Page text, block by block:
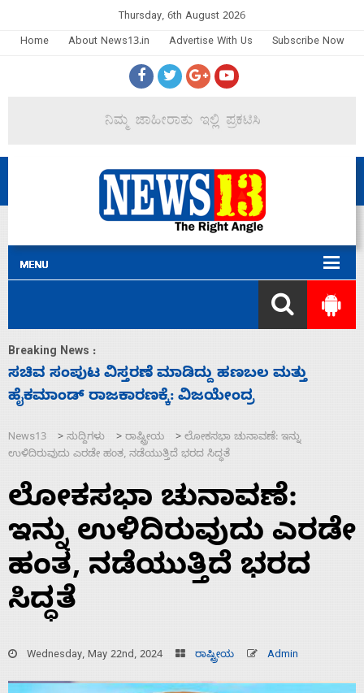
Thursday, 6th August 2026
Home
About News13.in Advertise With Us Subscribe Now
Breaking News :
‘ಕಳೆದ 3-4 ವರ್ಷಗಳಲ್ಲಿ 40 ಲಷ್ಕರ್ ಸದಸ್ಯರನ್ನು ಸದ್ದಿಲ್ಲದೆ
ಮುಗಿಸಿದೆ ಭಾರತ
News13 > ಸುದ್ದಿಗಳು > ರಾಷ್ಟ್ರೀಯ > ಲೋಕಸಭಾ ಚುನಾವಣೆ: ಇನ್ನು
ಉಳಿದಿರುವುದು ಎರಡೇ ಹಂತ, ನಡೆಯುತ್ತಿದೆ ಭರದ ಸಿದ್ಧತೆ
ಲೋಕಸಭಾ ಚುನಾವಣೆ:
ಇನ್ನು ಉಳಿದಿರುವುದು ಎರಡೇ
ಹಂತ, ನಡೆಯುತ್ತಿದೆ ಭರದ
ಸಿದ್ಧತೆ
Wednesday, May 22nd, 2024 ರಾಷ್ಟ್ರೀಯ Admin